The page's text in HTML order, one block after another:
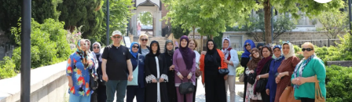
Haber Arşivi